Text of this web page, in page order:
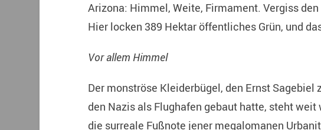
Arizona: Himmel, Weite, Firmament. Vergiss
Hier locken 389 Hektar öffentliches Grün, und
Vor allem Himmel
Der monströse Kleiderbügel, den Ernst Sagebiel
den Nazis als Flughafen gebaut hatte, steht weit
die surreale Fußnote jener megalomanen